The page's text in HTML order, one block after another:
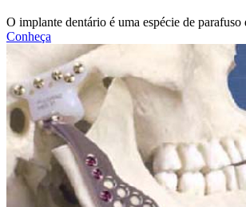
O implante dentário é uma espécie de
Conheça